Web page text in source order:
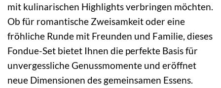
mit kulinarischen Highlights verbringen möchten.
Ob für romantische Zweisamkeit oder eine
fröhliche Runde mit Freunden und Familie, dieses
Fondue-Set bietet Ihnen die perfekte Basis für
unvergessliche Genussmomente und eröffnet
neue Dimensionen des gemeinsamen Essens.